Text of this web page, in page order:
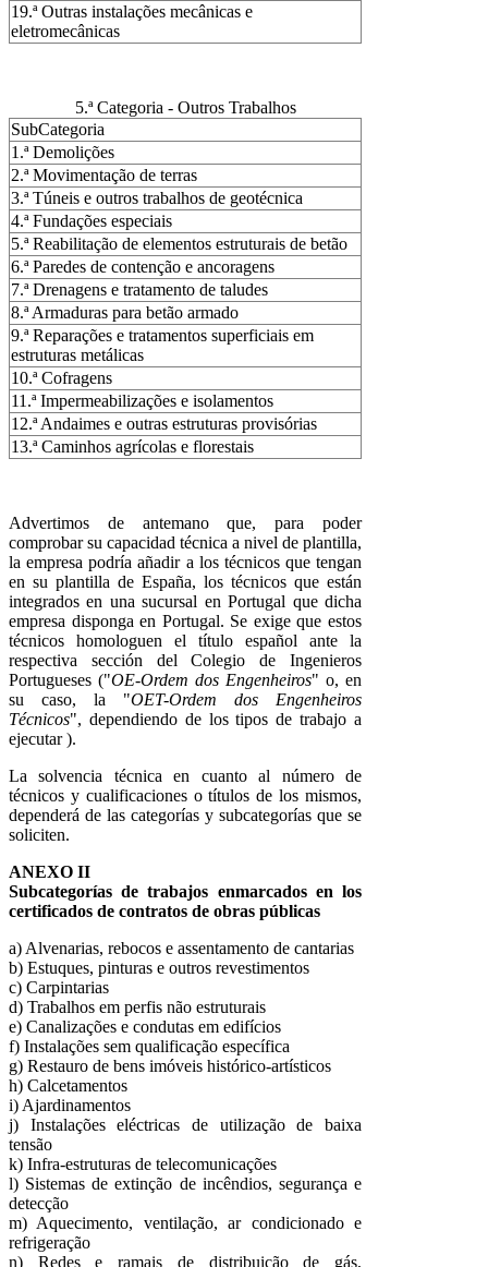
19.ª Outras instalações mecânicas e
eletromecânicas
5.ª Categoria - Outros Trabalhos
SubCategoria
1.ª Demolições
2.ª Movimentação de terras
3.ª Túneis e outros trabalhos de geotécnica
4.ª Fundações especiais
5.ª Reabilitação de elementos estruturais de betão
6.ª Paredes de contenção e ancoragens
7.ª Drenagens e tratamento de taludes
8.ª Armaduras para betão armado
9.ª Reparações e tratamentos superficiais em
estruturas metálicas
10.ª Cofragens
11.ª Impermeabilizações e isolamentos
12.ª Andaimes e outras estruturas provisórias
13.ª Caminhos agrícolas e florestais
Advertimos de antemano que, para poder
comprobar su capacidad técnica a nivel de plantilla,
la empresa podría añadir a los técnicos que tengan
en su plantilla de España, los técnicos que están
integrados en una sucursal en Portugal que dicha
empresa disponga en Portugal. Se exige que estos
técnicos homologuen el título español ante la
respectiva sección del Colegio de Ingenieros
Portugueses ("OE-Ordem dos Engenheiros" o, en
su caso, la "OET-Ordem dos Engenheiros
Técnicos", dependiendo de los tipos de trabajo a
ejecutar ).
La solvencia técnica en cuanto al número de
técnicos y cualificaciones o títulos de los mismos,
dependerá de las categorías y subcategorías que se
soliciten.
ANEXO II
Subcategorías de trabajos enmarcados en los
certificados de contratos de obras públicas
a) Alvenarias, rebocos e assentamento de cantarias
b) Estuques, pinturas e outros revestimentos
c) Carpintarias
d) Trabalhos em perfis não estruturais
e) Canalizações e condutas em edifícios
f) Instalações sem qualificação específica
g) Restauro de bens imóveis histórico-artísticos
h) Calcetamentos
i) Ajardinamentos
j) Instalações eléctricas de utilização de baixa
tensão
k) Infra-estruturas de telecomunicações
l) Sistemas de extinção de incêndios, segurança e
detecção
m) Aquecimento, ventilação, ar condicionado e
refrigeração
n) Redes e ramais de distribuição de gás,